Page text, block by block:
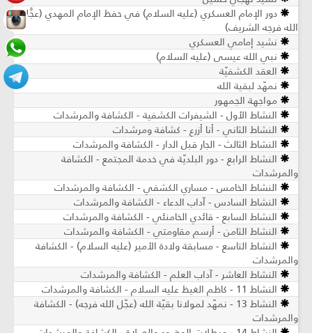
دور الإمام العسكري (عليه السلام) في حفظ الإمام المهدي (عجَّل
الله فرجه الشريف)
نشيد إمامي العسكري
نبي الله عيسى (عليه السلام)
العقد الكشفيّة
نمهّد لبقية الله
مواجهة الجمهور
النشاط الأول - الشيفرات الكشفية - الكشافة والمرشدات
النشاط الثاني - أنا أزرع - كشافة ومرشدات
النشاط الثالث - الجار قبل الدار - الكشافة والمرشدات
النشاط الرابع - دور البلديّة في خدمة المجتمع - الكشافة
والمرشدات
النشاط الخامس - مساري الكشفي - الكشافة والمرشدات
النشاط السادس - آداب الدعاء - الكشافة والمرشدات
النشاط السابع - قائدي الخامنئي - الكشافة والمرشدات
النشاط الثامن - أرسم مقاومتي - الكشافة والمرشدات
النشاط التاسع - مسابقة ولادة الأمير (عليه السلام) - الكشافة
والمرشدات
النشاط العاشر - آداب العلم - الكشافة والمرشدات
النشاط 11 - كاظم الغيظ عليه السلام - الكشافة والمرشدات
النشاط 13 - نمهّد لمولانا بقيّة الله (عجّل الله فرجه) - الكشافة
والمرشدات